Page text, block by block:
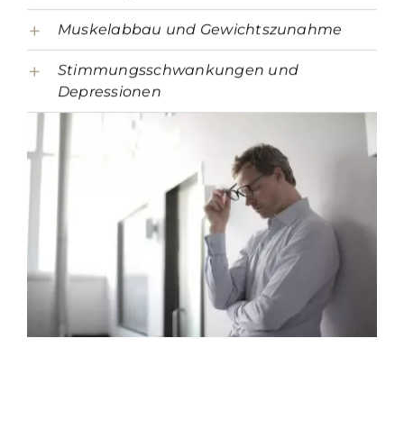
Muskelabbau und Gewichtszunahme
Stimmungsschwankungen und
Depressionen